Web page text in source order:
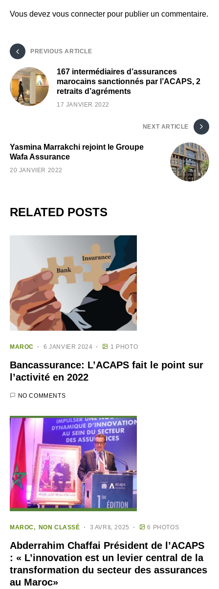
Vous devez vous connecter pour publier un commentaire.
PREVIOUS ARTICLE
167 intermédiaires d’assurances
marocains sanctionnés par l’ACAPS, 2
retraits d’agréments
17 JANVIER 2022
NEXT ARTICLE
Yasmina Marrakchi rejoint le Groupe
Wafa Assurance
20 JANVIER 2022
RELATED POSTS
MAROC 6 JANVIER 2024 1 PHOTO
Bancassurance: L’ACAPS fait le point sur
l’activité en 2022
NO COMMENTS
MAROC NON CLASSÉ 3 AVRIL 2025 6 PHOTOS
Abderrahim Chaffai Président de l’ACAPS
: « L’innovation est un levier central de la
transformation du secteur des assurances
au Maroc»